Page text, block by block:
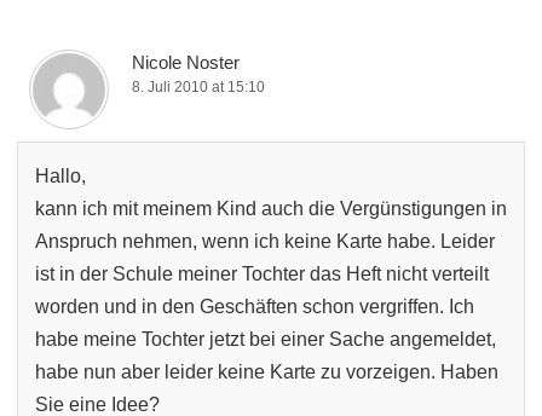
Nicole Noster
8. Juli 2010 at 15:10
Hallo,
kann ich mit meinem Kind auch die Vergünstigungen in
Anspruch nehmen, wenn ich keine Karte habe. Leider
ist in der Schule meiner Tochter das Heft nicht verteilt
worden und in den Geschäften schon vergriffen. Ich
habe meine Tochter jetzt bei einer Sache angemeldet,
habe nun aber leider keine Karte zu vorzeigen. Haben
Sie eine Idee?